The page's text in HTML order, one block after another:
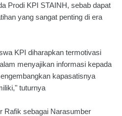
Prodi KPI STAINH, sebab dapat
yang sangat penting di era
KPI diharapkan termotivasi
menyajikan informasi kepada
kapasatisnya
tuturnya
Rafik sebagai Narasumber